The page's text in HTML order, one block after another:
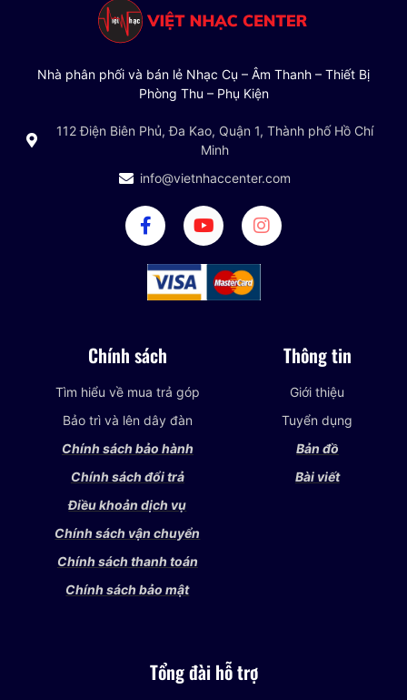
Nhà phân phối và bán lẻ Nhạc Cụ – Âm Thanh – Thiết Bị
Phòng Thu – Phụ Kiện
112 Điện Biên Phủ, Đa Kao, Quận 1, Thành phố Hồ Chí
Minh
info@vietnhaccenter.com
Chính sách
Tìm hiểu về mua trả góp
Bảo trì và lên dây đàn
Chính sách bảo hành
Chính sách đổi trả
Điều khoản dịch vụ
Chính sách vận chuyển
Chính sách thanh toán
Chính sách bảo mật
Thông tin
Giới thiệu
Tuyển dụng
Bản đồ
Bài viết
Tổng đài hỗ trợ